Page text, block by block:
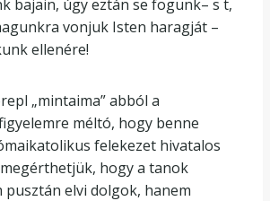
bajain, úgy eztán se fogunk– s t,
vonjuk Isten haragját –
ellenére!
„mintaima” abból a
méltó, hogy benne
felekezet hivatalos
hogy a tanok
pusztán elvi dolgok, hanem